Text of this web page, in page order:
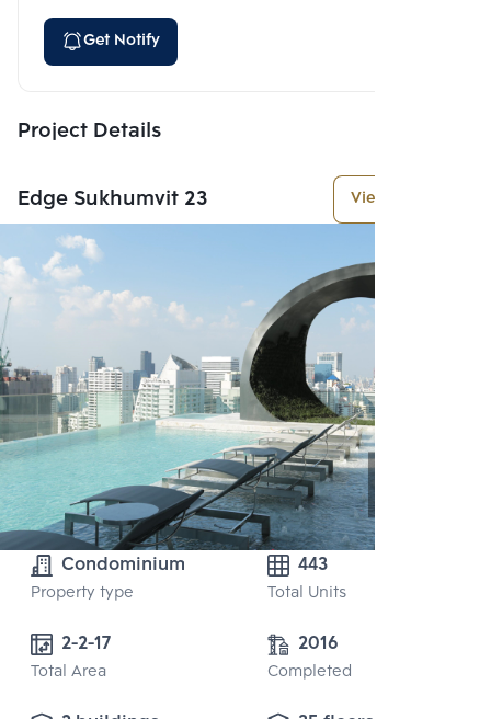
Get Notify
Project Details
Edge Sukhumvit 23 View More
Condominium
Property type
443
Total Units
2-2-17
Total Area
2016
Completed